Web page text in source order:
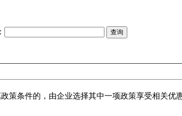
策条件的，由企业选择其中一项政策享受相关优